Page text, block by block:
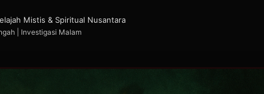
Mistis & Spiritual Nusantara
| Investigasi Malam